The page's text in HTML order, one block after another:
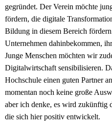
gegründet. Der Verein möchte
fördern, die digitale
Bildung in diesem Bereich
Unternehmen dahinbekommen,
Junge Menschen möchten wir
Digitalwirtschaft sensibilisieren.
Hochschule einen guten Partner
momentan noch keine große
aber ich denke, es wird zukünftig
die sich hier positiv entwickelt.